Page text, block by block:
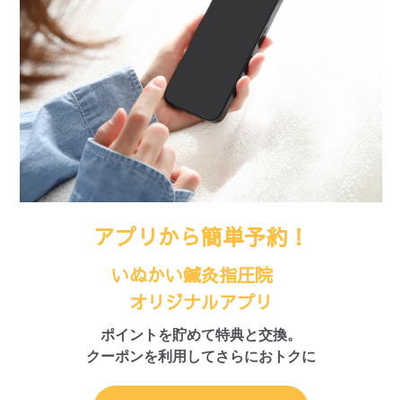
アプリから簡単予約！
いぬかい鍼灸指圧院
オリジナルアプリ
ポイントを貯めて特典と交換。
クーポンを利用してさらにおトクに